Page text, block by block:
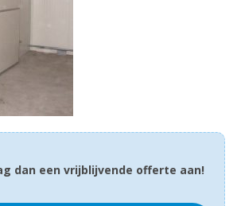
dan een vrijblijvende offerte aan!